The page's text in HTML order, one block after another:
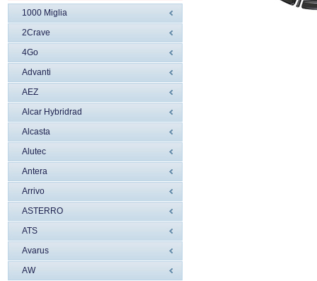
1000 Miglia
2Crave
4Go
Advanti
AEZ
Alcar Hybridrad
Alcasta
Alutec
Antera
Arrivo
ASTERRO
ATS
Avarus
AW